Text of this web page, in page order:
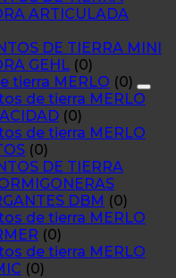
ARTICULADA
DE TIERRA MINI
GEHL (0)
tierra MERLO (0)
de tierra MERLO
(0)
de tierra MERLO
(0)
DE TIERRA
DBM (0)
de tierra MERLO
(0)
de tierra MERLO
(0)